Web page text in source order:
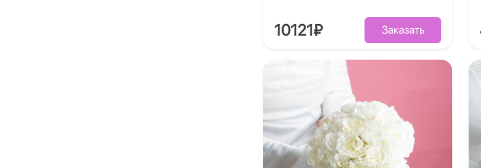
10121₽ Заказать